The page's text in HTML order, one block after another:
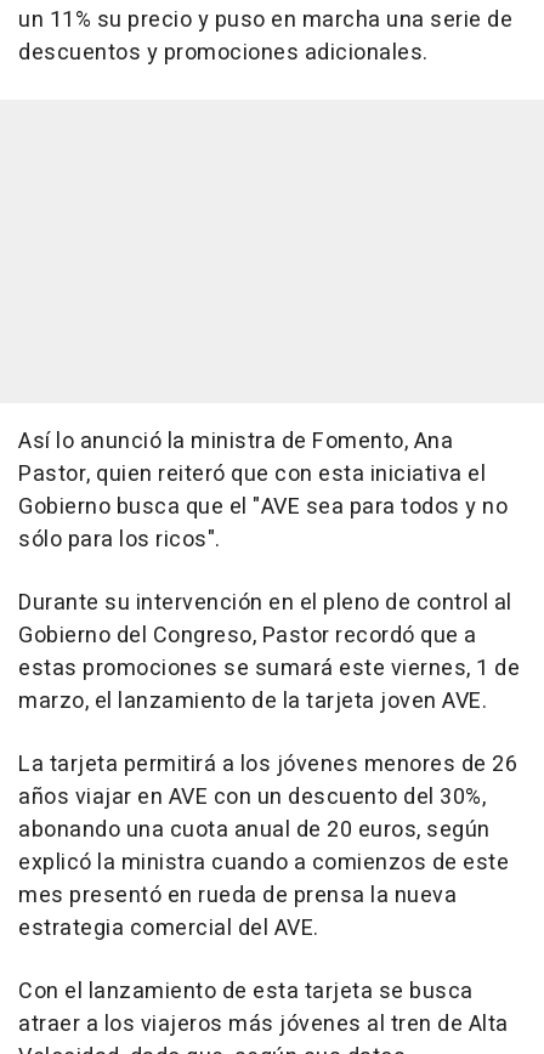
un 11% su precio y puso en marcha una serie de
descuentos y promociones adicionales.
Así lo anunció la ministra de Fomento, Ana
Pastor, quien reiteró que con esta iniciativa el
Gobierno busca que el "AVE sea para todos y no
sólo para los ricos".
Durante su intervención en el pleno de control al
Gobierno del Congreso, Pastor recordó que a
estas promociones se sumará este viernes, 1 de
marzo, el lanzamiento de la tarjeta joven AVE.
La tarjeta permitirá a los jóvenes menores de 26
años viajar en AVE con un descuento del 30%,
abonando una cuota anual de 20 euros, según
explicó la ministra cuando a comienzos de este
mes presentó en rueda de prensa la nueva
estrategia comercial del AVE.
Con el lanzamiento de esta tarjeta se busca
atraer a los viajeros más jóvenes al tren de Alta